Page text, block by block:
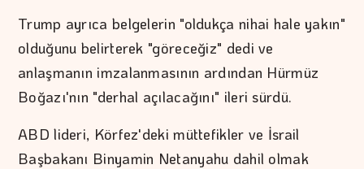
Trump ayrıca belgelerin "oldukça nihai hale yakın"
olduğunu belirterek "göreceğiz" dedi ve
anlaşmanın imzalanmasının ardından Hürmüz
Boğazı'nın "derhal açılacağını" ileri sürdü.
ABD lideri, Körfez'deki müttefikler ve İsrail
Başbakanı Binyamin Netanyahu dahil olmak